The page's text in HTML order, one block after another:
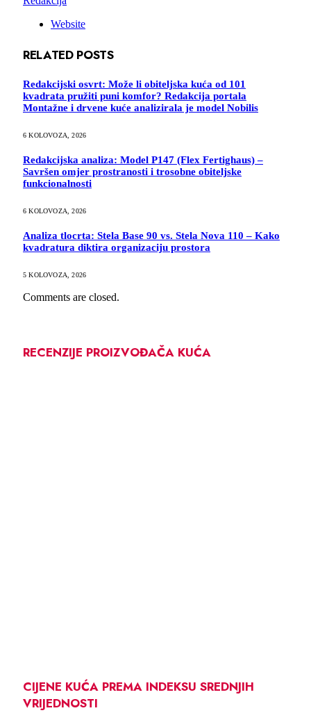
Website
RELATED POSTS
Redakcijski osvrt: Može li obiteljska kuća od 101
kvadrata pružiti puni komfor? Redakcija portala
Montažne i drvene kuće analizirala je model Nobilis
6 KOLOVOZA, 2026
Redakcijska analiza: Model P147 (Flex Fertighaus) –
Savršen omjer prostranosti i trosobne obiteljske
funkcionalnosti
6 KOLOVOZA, 2026
Analiza tlocrta: Stela Base 90 vs. Stela Nova 110 – Kako
kvadratura diktira organizaciju prostora
5 KOLOVOZA, 2026
Comments are closed.
RECENZIJE PROIZVOĐAČA KUĆA
CIJENE KUĆA PREMA INDEKSU SREDNJIH
VRIJEDNOSTI